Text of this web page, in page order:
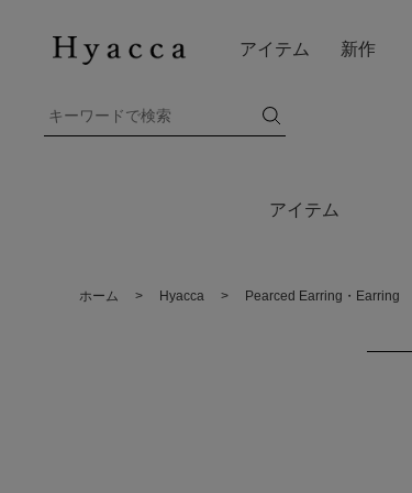
アイテム
アイテム 新作
ホーム > Hyacca > Pearced Earring・Earring